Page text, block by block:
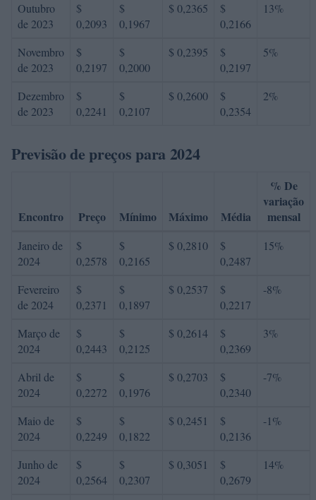
Outubro
de 2023
$
0,2093
$
0,1967
$ 0,2365
$
0,2166
13%
Novembro
de 2023
$
0,2197
$
0,2000
$ 0,2395
$
0,2197
5%
Dezembro
de 2023
$
0,2241
$
0,2107
$ 0,2600
$
0,2354
2%
Previsão de preços para 2024
Encontro Preço Mínimo Máximo Média
% De
variação
mensal
Janeiro de
2024
$
0,2578
$
0,2165
$ 0,2810
$
0,2487
15%
Fevereiro
de 2024
$
0,2371
$
0,1897
$ 0,2537
$
0,2217
-8%
Março de
2024
$
0,2443
$
0,2125
$ 0,2614
$
0,2369
3%
Abril de
2024
$
0,2272
$
0,1976
$ 0,2703
$
0,2340
-7%
Maio de
2024
$
0,2249
$
0,1822
$ 0,2451
$
0,2136
-1%
Junho de
2024
$
0,2564
$
0,2307
$ 0,3051
$
0,2679
14%